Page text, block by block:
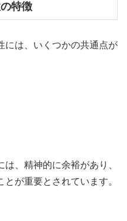
特徴
には、いくつかの共通点が
、精神的に余裕があり、
が重要とされています。